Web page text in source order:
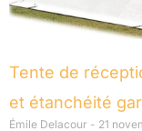
Tente de
et étanchéité
Émile Delacour 21